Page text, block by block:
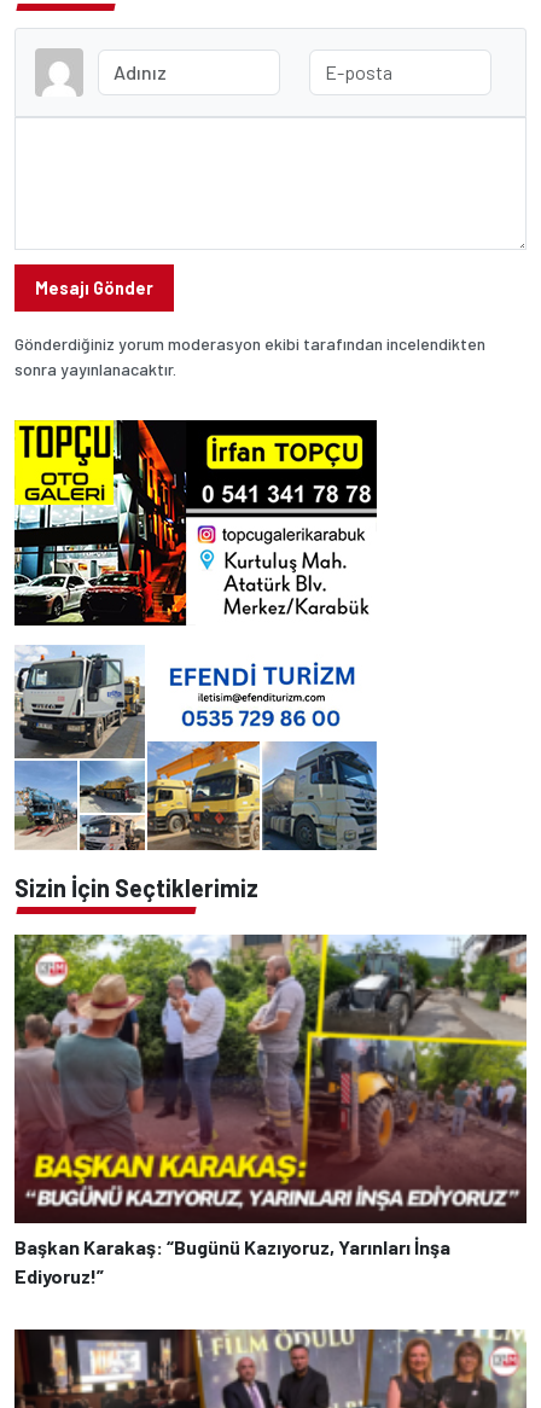
Mesajı Gönder
Gönderdiğiniz yorum moderasyon ekibi tarafından incelendikten
sonra yayınlanacaktır.
Sizin İçin Seçtiklerimiz
Başkan Karakaş: “Bugünü Kazıyoruz, Yarınları İnşa
Ediyoruz!”